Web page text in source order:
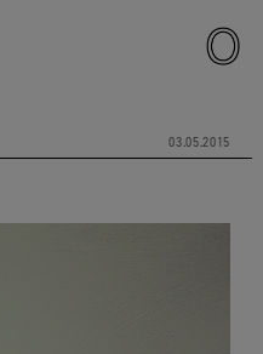
03.05.2015